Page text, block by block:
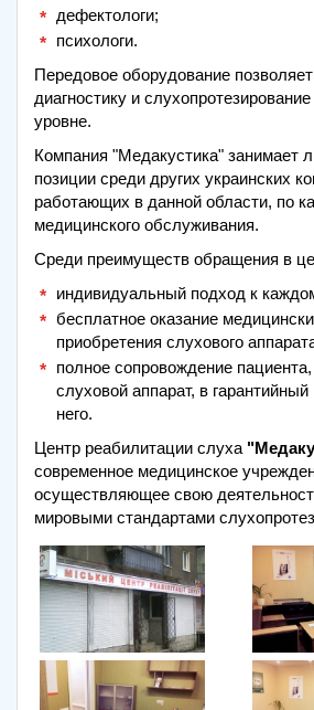
дефектологи;
психологи.
Передовое оборудование
диагностику и
уровне.
Компания "Медакустика" занимает
позиции среди других украинских
работающих в данной области, по
медицинского обслуживания.
Среди преимуществ обращения в
индивидуальный подход к
бесплатное оказание
приобретения слухового
полное сопровождение
слуховой аппарат, в
него.
Центр реабилитации слуха
современное медицинское
осуществляющее свою
мировыми стандартами